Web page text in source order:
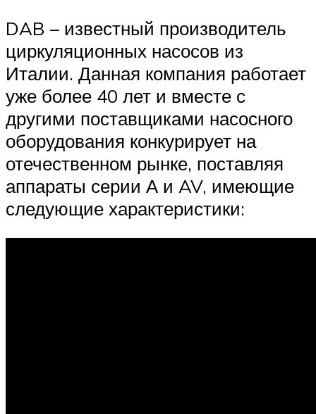
DAB – известный производитель
циркуляционных насосов из
Италии. Данная компания работает
уже более 40 лет и вместе с
другими поставщиками насосного
оборудования конкурирует на
отечественном рынке, поставляя
аппараты серии А и AV, имеющие
следующие характеристики: